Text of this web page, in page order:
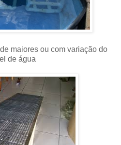
maiores ou com variação do
de água